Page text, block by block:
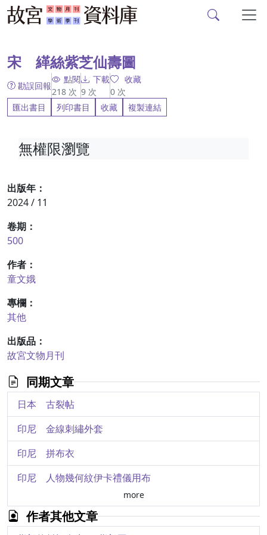
宋 緙絲紫芝仙壽圖
勘誤回報
點閱
218 次
下載
9 次
收藏
0 次
匯出書目
列印書目 收藏 複製連結
出版年：
2024 / 11
卷期：
500
作者：
童文娥
專欄：
其他
出版品：
故宮文物月刊
同期文章
日本 古裂帖
印尼 金線刺繡外套
印尼 拼布衣
印尼 人物幾何紋伊卡禮儀用布
印度 生命之樹紋繪染掛飾
more
作者其他文章
無權限瀏覽